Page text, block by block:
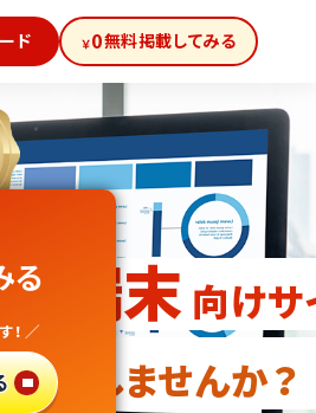
ド ￥0無料掲載してみる
端末 向けサ
しませんか？
る
！ ／